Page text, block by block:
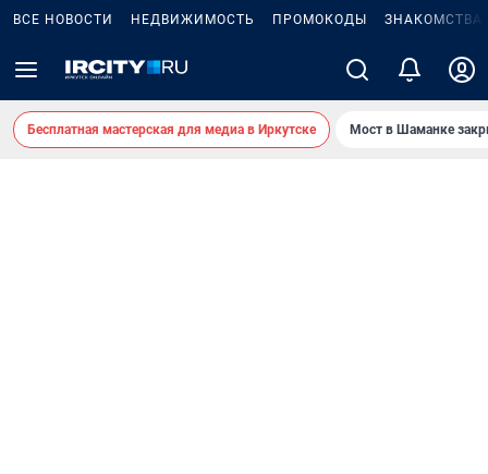
ВСЕ НОВОСТИ НЕДВИЖИМОСТЬ ПРОМОКОДЫ ЗНАКОМСТВА
Бесплатная мастерская для медиа в Иркутске Мост в Шаманке